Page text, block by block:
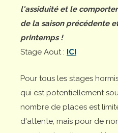
l'assiduité et le
de la saison précédente
printemps !
Stage Aout : ICI
Pour tous les stages
qui est potentiellement
nombre de places est
d'attente, mais pour de